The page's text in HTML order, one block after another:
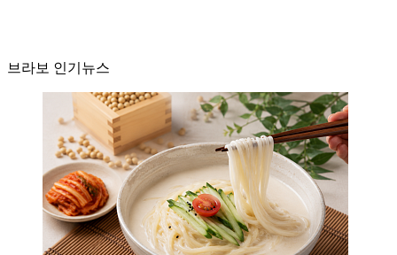
브라보 인기뉴스